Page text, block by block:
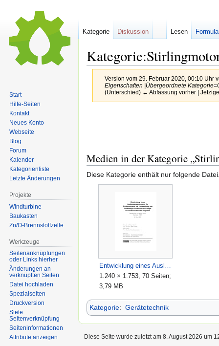
Version vom 29. Februar 2020, 00:10 Uhr
Eigenschaften |Übergeordnete
(Unterschied) ← Abfassung vorher |
Medien in der Kategorie
Diese Kategorie enthält nur folgende
1.240 × 1.753, 70 Seiten;
3,79 MB
Kategorie: Gerätetechnik
Kategorie Diskussion Lesen
Start
Hilfe-Seiten
Kontakt
Neues Konto
Webseite
Blog
Forum
Kalender
Kategorienliste
Letzte Änderungen
Projekte
Windturbine
Baukasten
Zn/O-Brennstoffzelle
Werkzeuge
Seitenanknüpfungen
oder Links hierher
Änderungen an
verknüpften Seiten
Datei hochladen
Spezialseiten
Druckversion
Stete
Seitenverknüpfung
Seiten­informationen
Attribute anzeigen
Diese Seite wurde zuletzt am 8. August 2026 um